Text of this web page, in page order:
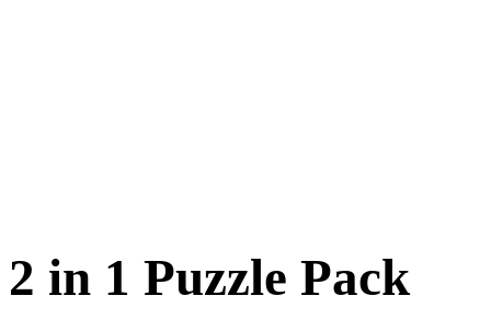
2 in 1 Puzzle Pack